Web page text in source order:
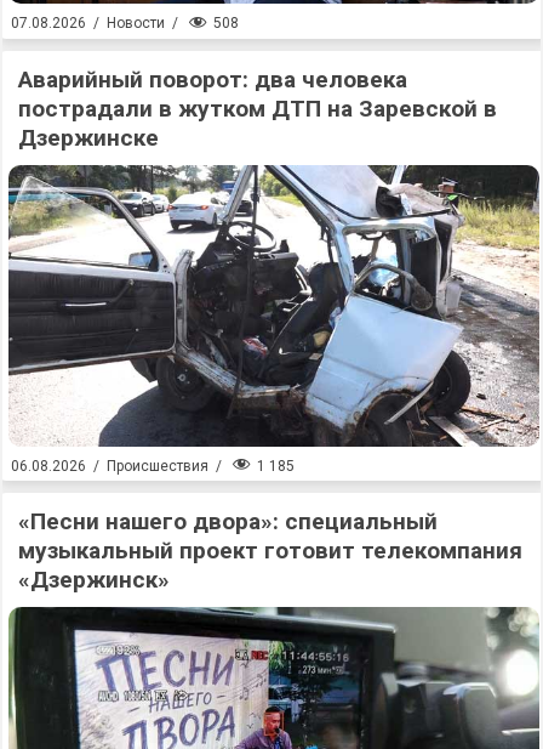
07.08.2026 / Новости / 508
Аварийный поворот: два человека
пострадали в жутком ДТП на Заревской в
Дзержинске
06.08.2026 / Происшествия / 1 185
«Песни нашего двора»: специальный
музыкальный проект готовит телекомпания
«Дзержинск»